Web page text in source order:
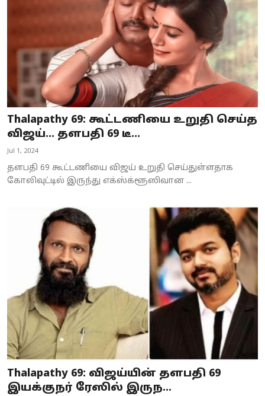
Thalapathy 69: கூட்டணியை உறுதி செய்த
விஜய்… தளபதி 69 டீ...
Jul 1, 2024
தளபதி 69 கூட்டணியை விஜய் உறுதி செய்துள்ளதாக
கோலிவுட்டில் இருந்து எக்ஸ்க்ளூஸிவான ...
Thalapathy 69: விஜய்யின் தளபதி 69
இயக்குநர் ரேஸில் இருந...